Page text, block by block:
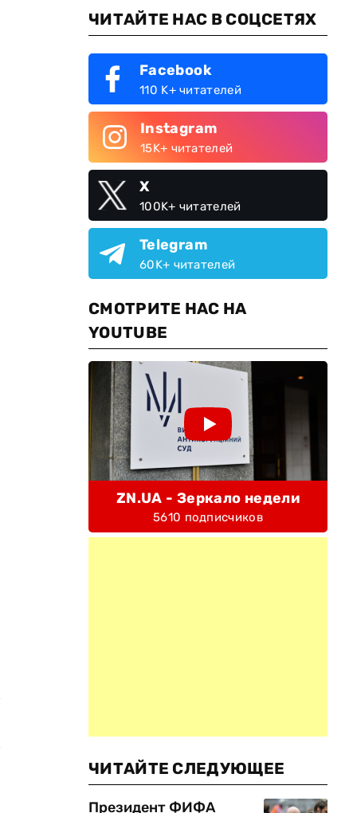
ЧИТАЙТЕ НАС В СОЦСЕТЯХ
Facebook
110 K+ читателей
Instagram
15K+ читателей
X
100K+ читателей
Telegram
60K+ читателей
СМОТРИТЕ НАС НА
YOUTUBE
ZN.UA - Зеркало недели
5610 подписчиков
ЧИТАЙТЕ СЛЕДУЮЩЕЕ
Президент ФИФА